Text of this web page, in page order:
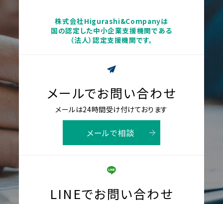
株式会社Higurashi&Companyは
国の認定した中小企業支援機関である
（法人）認定支援機関です。
メールでお問い合わせ
メールは24時間受け付けております
メールで相談
LINEでお問い合わせ